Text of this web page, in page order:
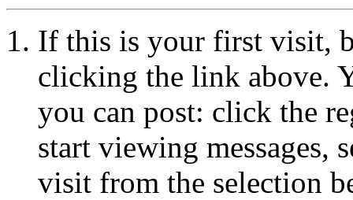
If this is your first visit,
clicking the link above.
you can post: click the
start viewing messages,
visit from the selection